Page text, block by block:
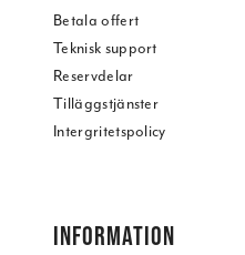
Betala offert
Teknisk support
Reservdelar
Tilläggstjänster
Intergritetspolicy
INFORMATION